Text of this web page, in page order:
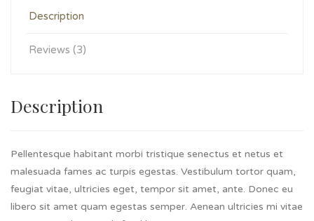
Description
Reviews (3)
Description
Pellentesque habitant morbi tristique senectus et netus et
malesuada fames ac turpis egestas. Vestibulum tortor quam,
feugiat vitae, ultricies eget, tempor sit amet, ante. Donec eu
libero sit amet quam egestas semper. Aenean ultricies mi vitae